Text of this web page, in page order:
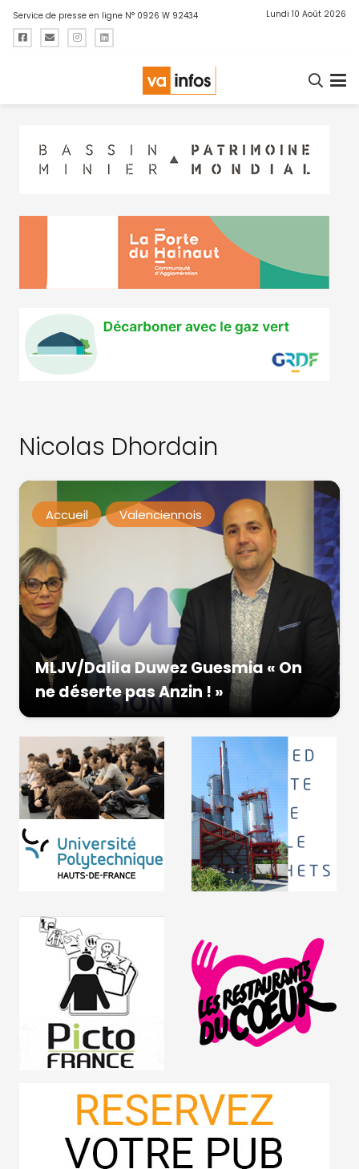
Service de presse en ligne N° 0926 W 92434 Lundi 10 Août 2026
Nicolas Dhordain
Accueil Valenciennois
MLJV/Dalila Duwez Guesmia « On
ne déserte pas Anzin ! »